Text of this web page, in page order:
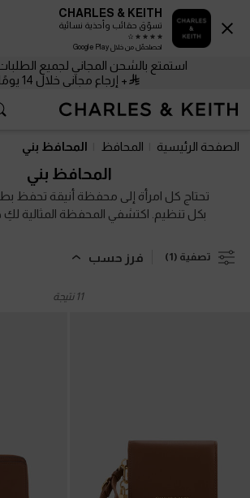
استمتع بالشحن المجاني لجميع الطلبات
+ إرجاع مجاني خلال 14 يومًا!
استمتع بالشحن المجاني لجميع الطلبات
+ إرجاع مجاني خلال 14 يومًا!
الصفحة الرئيسية
المحافظ المحافظ بني
المحافظ بني
تحتاج كل امرأة إلى محفظة أنيقة تحفظ
بكل تنظيم. اكتشفي المحفظة المثالية
وشخصيتكِ. من المحافظ القصيرة
شخصية.
تصفية (1) فرز حسب
11 نتيجة
CHARLES & KEITH
تسوّق حقائب وأحذية نسائية
احصلحمّل من خلال Google Play